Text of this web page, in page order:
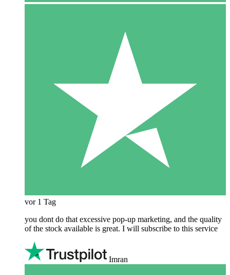
vor 1 Tag
you dont do that excessive pop-up marketing, and the quality
of the stock available is great. I will subscribe to this service
Imran